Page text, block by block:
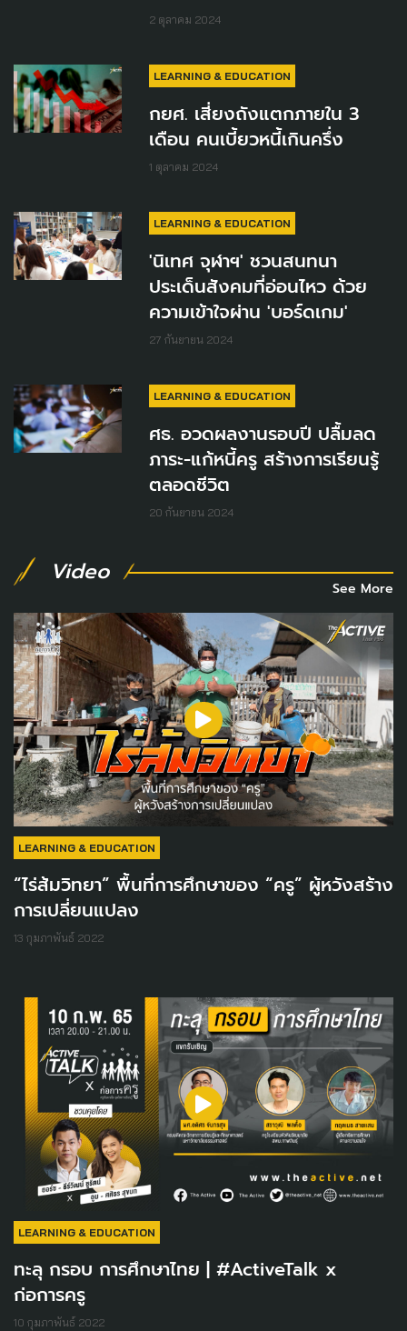
2 ตุลาคม 2024
LEARNING & EDUCATION
กยศ. เสี่ยงถังแตกภายใน 3
เดือน คนเบี้ยวหนี้เกินครึ่ง
1 ตุลาคม 2024
LEARNING & EDUCATION
'นิเทศ จุฬาฯ' ชวนสนทนา
ประเด็นสังคมที่อ่อนไหว ด้วย
ความเข้าใจผ่าน 'บอร์ดเกม'
27 กันยายน 2024
LEARNING & EDUCATION
ศธ. อวดผลงานรอบปี ปลื้มลด
ภาระ-แก้หนี้ครู สร้างการเรียนรู้
ตลอดชีวิต
20 กันยายน 2024
Video
See More
LEARNING & EDUCATION
“ไร่ส้มวิทยา” พื้นที่การศึกษาของ “ครู” ผู้หวังสร้าง
การเปลี่ยนแปลง
13 กุมภาพันธ์ 2022
LEARNING & EDUCATION
ทะลุ กรอบ การศึกษาไทย | #ActiveTalk x
ก่อการครู
10 กุมภาพันธ์ 2022